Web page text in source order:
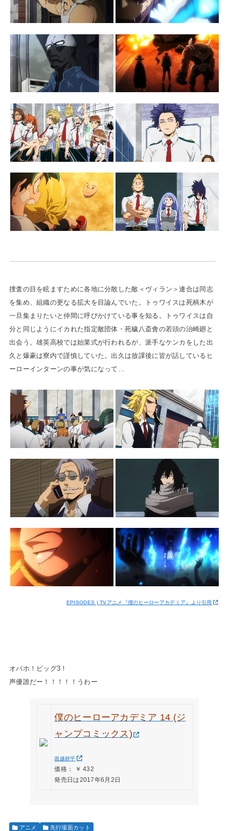
捜査の目を眩ますために各地に分散した敵＜ヴィラン＞連合は同志
を集め、組織の更なる拡大を目論んでいた。トゥワイスは死柄木が
一旦集まりたいと仲間に呼びかけている事を知る。トゥワイスは自
分と同じようにイカれた指定敵団体・死穢八斎會の若頭の治崎廻と
出会う。雄英高校では始業式が行われるが、派手なケンカをした出
久と爆豪は寮内で謹慎していた。出久は放課後に皆が話しているヒ
ーローインターンの事が気になって…
EPISODES | TVアニメ『僕のヒーローアカデミア』より引用
オバホ！ビッグ3！
声優誰だー！！！！！うわー
僕のヒーローアカデミア 14 (ジ
ャンプコミックス)
堀越耕平
価格： ￥ 432
発売日は2017年6月2日
アニメ
先行場面カット